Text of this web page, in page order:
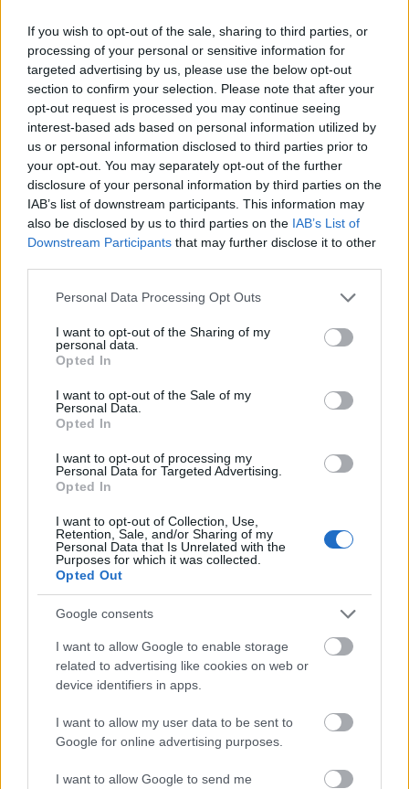
If you wish to opt-out of the sale, sharing to third parties, or
processing of your personal or sensitive information for
targeted advertising by us, please use the below opt-out
section to confirm your selection. Please note that after your
opt-out request is processed you may continue seeing
interest-based ads based on personal information utilized by
us or personal information disclosed to third parties prior to
your opt-out. You may separately opt-out of the further
disclosure of your personal information by third parties on the
IAB’s list of downstream participants. This information may
also be disclosed by us to third parties on the IAB’s List of
Downstream Participants that may further disclose it to other
Please note that this website/app uses one or more Google
not limited to your visit or usage behaviour. You may click to
grant or deny consent to Google and its third-party tags to
use your data for below specified purposes in below Google
consent section.
Personal Data Processing Opt Outs
I want to opt-out of the Sharing of my
personal data.
Opted In
I want to opt-out of the Sale of my
Personal Data.
Opted In
I want to opt-out of processing my
Personal Data for Targeted Advertising.
Opted In
I want to opt-out of Collection, Use,
Retention, Sale, and/or Sharing of my
Personal Data that Is Unrelated with the
Purposes for which it was collected.
Opted Out
Google consents
I want to allow Google to enable storage
related to advertising like cookies on web or
device identifiers in apps.
I want to allow my user data to be sent to
Google for online advertising purposes.
I want to allow Google to send me
Természetesen a Zara márka gyorsan reagált a visszatérő
trendre
A trend nem maradt észrevétlen és nem felejtődött
el. Íme egy "hálós" fazon fekete-fehér mintával, amit
feltűnő narancssárga körömlakk bolondít meg. A
trend kicsit belekóstol az átlátszó cipők világába –
amit jövő tavasszal és nyáron biztos, hogy még látni
fogsz. De ki tudja, mennyi ideig tarthat az illúzió
cipők diadala?
Te viselnéd?